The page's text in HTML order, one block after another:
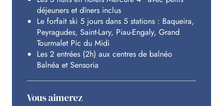
VOS STATIONS
VOS CENTRES DE BALNÉO
déjeuners et dîners inclus
Le forfait ski 5 jours dans 5 stations : Baqueira,
Peyragudes, Saint-Lary, Piau-Engaly, Grand
Tourmalet Pic du Midi
Les 2 entrées (2h) aux centres de balnéo
Balnéa et Sensoria
Vous aimerez